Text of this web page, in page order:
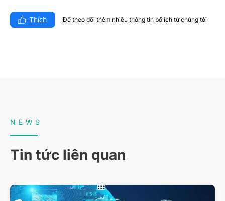
Thích Để theo dõi thêm nhiều thông tin bổ ích từ chúng tôi​
NEWS
Tin tức liên quan